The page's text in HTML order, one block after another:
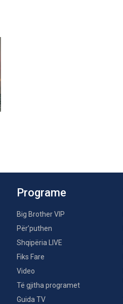
Programe
Big Brother VIP
Për’puthen
Shqipëria LIVE
Fiks Fare
Video
Të gjitha programet
Guida TV